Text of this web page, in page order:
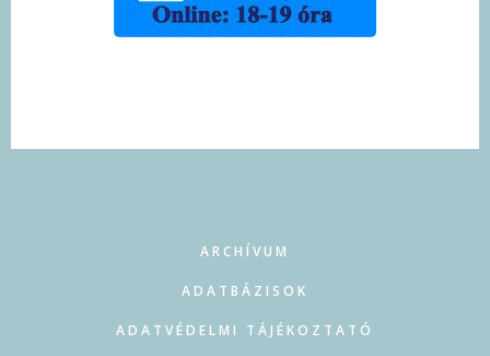
ARCHÍVUM
ADATBÁZISOK
ADATVÉDELMI TÁJÉKOZTATÓ